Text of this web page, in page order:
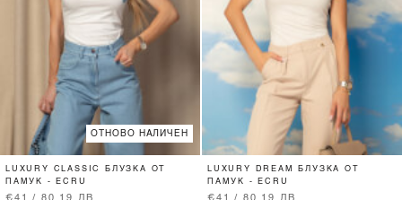
ОТНОВО НАЛИЧЕН
LUXURY CLASSIC БЛУЗКА ОТ
ПАМУК - ECRU
LUXURY DREAM БЛУЗКА ОТ
ПАМУК - ECRU